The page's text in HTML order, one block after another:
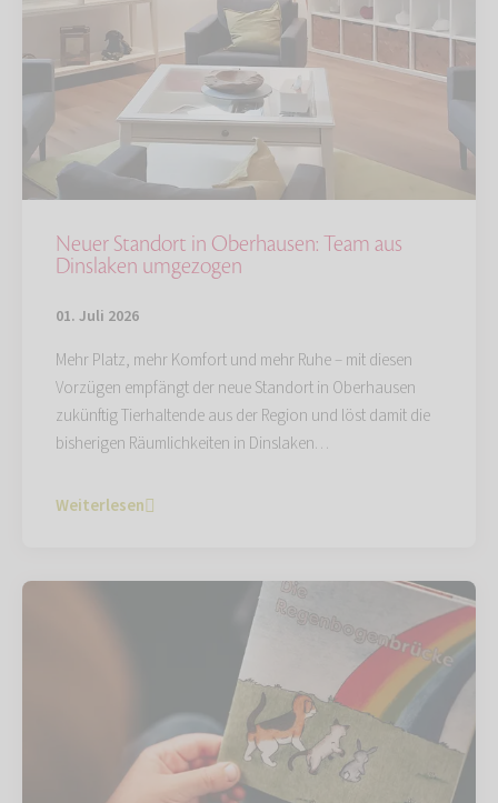
Neuer Standort in Oberhausen: Team aus
Dinslaken umgezogen
01. Juli 2026
Mehr Platz, mehr Komfort und mehr Ruhe – mit diesen
Vorzügen empfängt der neue Standort in Oberhausen
zukünftig Tierhaltende aus der Region und löst damit die
bisherigen Räumlichkeiten in Dinslaken…
Weiterlesen